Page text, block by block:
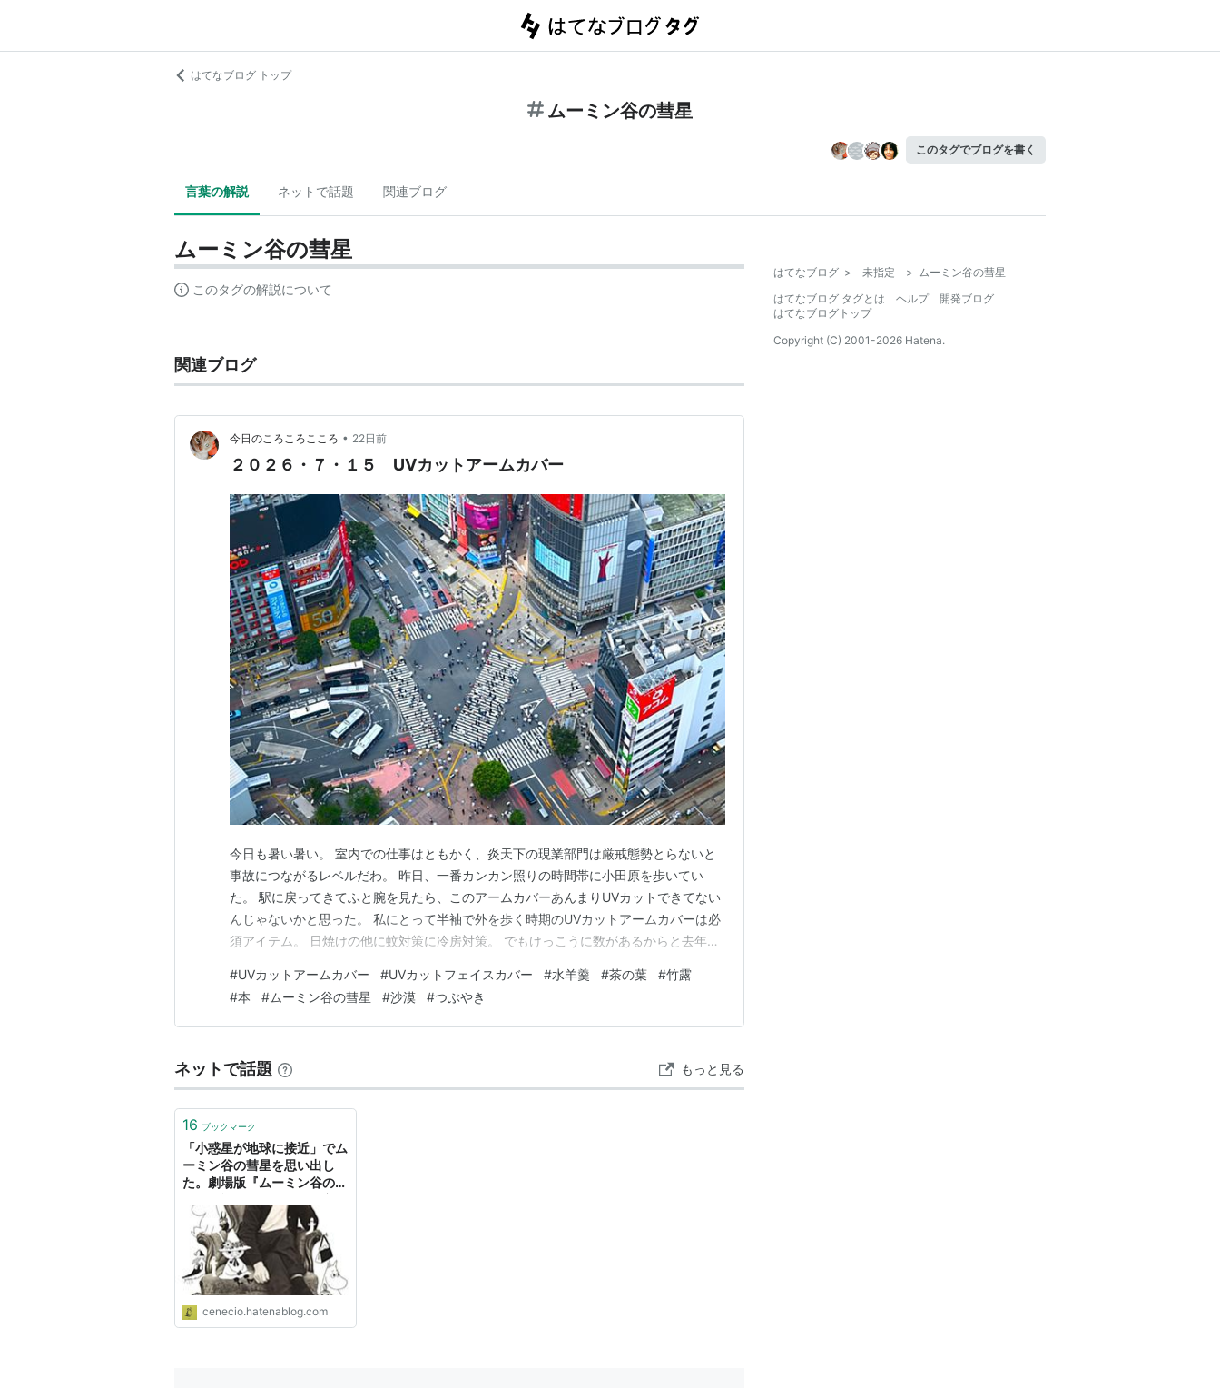
はてなブログ トップ
ムーミン谷の彗星
このタグでブログを書く
言葉の解説 ネットで話題 関連ブログ
ムーミン谷の彗星
このタグの解説について
関連ブログ
今日のころころこころ • 22日前
２０２６・７・１５ UVカットアームカバー
今日も暑い暑い。 室内での仕事はともかく、炎天下の現業部門は厳戒態勢とらないと
事故につながるレベルだわ。 昨日、一番カンカン照りの時間帯に小田原を歩いてい
た。 駅に戻ってきてふと腕を見たら、このアームカバーあんまりUVカットできてない
んじゃないかと思った。 私にとって半袖で外を歩く時期のUVカットアームカバーは必
須アイテム。 日焼けの他に蚊対策に冷房対策。 でもけっこうに数があるからと去年は
晒してないという程度だったのかもしれない。 引き出しの中をチェックして変色して
いるようなボロっちいのを捨てて新しいの買いに行った…
#UVカットアームカバー #UVカットフェイスカバー #水羊羹 #茶の葉 #竹露
#本 #ムーミン谷の彗星 #沙漠 #つぶやき
ネットで話題 もっと見る
16 ブックマーク
「小惑星が地球に接近」でム
ーミン谷の彗星を思い出し
た。劇場版『ムーミン谷の彗
な愉しみ
cenecio.hatenablog.com
はてなブログ > 未指定 > ムーミン谷の彗星
はてなブログ タグとは
ヘルプ
開発ブログ
はてなブログトップ
Copyright (C) 2001-2026 Hatena.